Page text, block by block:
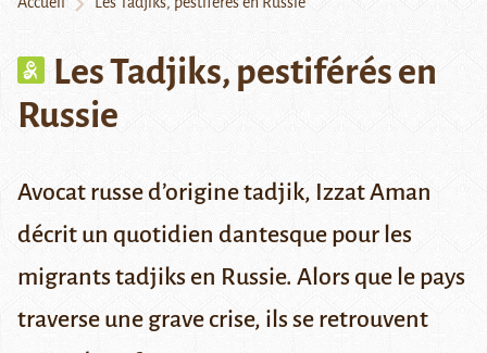
Les Tadjiks, pestiférés en
Russie
Avocat russe d’origine tadjik, Izzat Aman
décrit un quotidien dantesque pour les
migrants tadjiks en Russie. Alors que le pays
traverse une grave crise, ils se retrouvent